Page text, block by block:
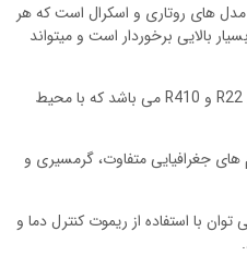
های روتاری و اسکرال است که هر
بالایی برخوردار است و میتواند
گازهای مورد استفاده در کمپرسور از نوع R22 و R410 می باشد که با محیط
های جغرافیایی متفاوت، گرمسیری و
با استفاده از ریموت کنترل دما و